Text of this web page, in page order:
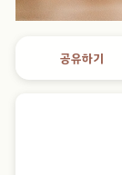
공유하기